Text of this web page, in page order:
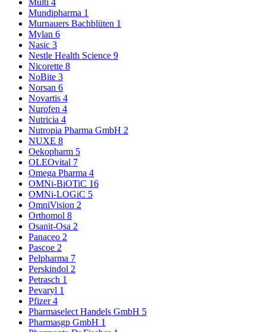
Multi 4
Mundipharma 1
Murnauers Bachblüten 1
Mylan 6
Nasic 3
Nestle Health Science 9
Nicorette 8
NoBite 3
Norsan 6
Novartis 4
Nurofen 4
Nutricia 4
Nutropia Pharma GmbH 2
NUXE 8
Oekopharm 5
OLEOvital 7
Omega Pharma 4
OMNi-BiOTiC 16
OMNi-LOGiC 5
OmniVision 2
Orthomol 8
Osanit-Osa 2
Panaceo 2
Pascoe 2
Pelpharma 7
Perskindol 2
Petrasch 1
Pevaryl 1
Pfizer4
Pharmaselect Handels GmbH 5
Pharmasgp GmbH 1